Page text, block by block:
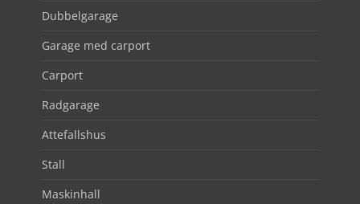
Dubbelgarage
Garage med carport
Carport
Radgarage
Attefallshus
Stall
Maskinhall